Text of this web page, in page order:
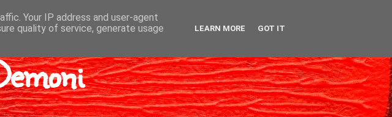
Your IP address and user-agent
quality of service, generate usage
LEARN MORE GOT IT